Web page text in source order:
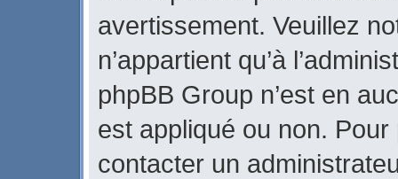
avertissement. Veuillez
n’appartient qu’à
phpBB Group n’est en
est appliqué ou non. Pour
contacter un